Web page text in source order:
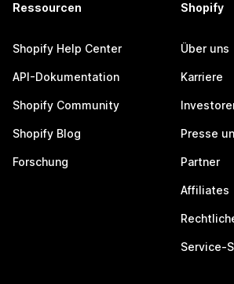
Ressourcen
Shopify Help Center
API-Dokumentation
Shopify Community
Shopify Blog
Forschung
Shopify
Über uns
Karriere
Presse
Partner
Affiliates
Service-